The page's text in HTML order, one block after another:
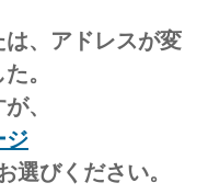
、アドレスが変
。
、
ジ
選びください。